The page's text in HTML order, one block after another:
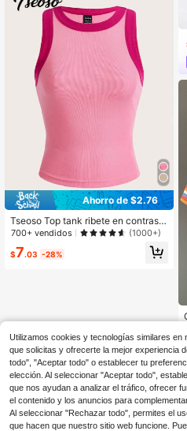
Ahorro de $2.76
Tseoso Top tank ribete en contraste
tejido de canalé
700+ vendidos (1000+)
$7.03 -28%
Utilizamos cookies y tecnologías similares en
que solicitas y ofrecerte la mejor experiencia
todo", "Aceptar todo" o establecer tu
elección. Al seleccionar "Aceptar todo",
que nos ayudan a analizar el tráfico, ofrecer
el contenido y los anuncios para
Al seleccionar "Rechazar todo", permites el
que hacen que nuestro sitio web funcione.